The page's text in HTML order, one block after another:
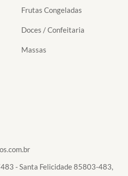
Frutas Congeladas
Doces / Confeitaria
Massas
- Santa Felicidade 85803-483,